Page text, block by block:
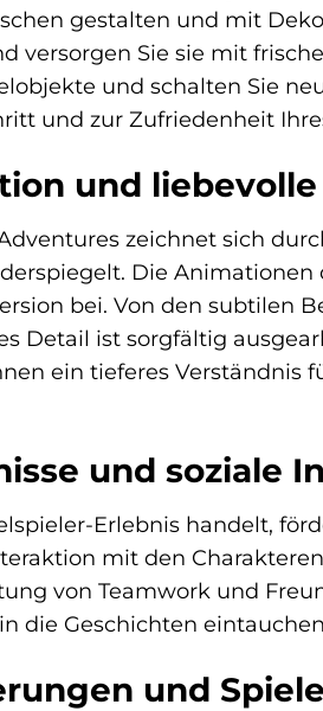
gestalten und mit
versorgen Sie sie mit
und schalten Sie
und zur Zufriedenheit
und
zeichnet sich
Die
bei. Von den subtilen
Detail ist sorgfältig
ein tieferes Verständnis
und soziale
Erlebnis handelt,
mit den
von Teamwork und
die Geschichten
und